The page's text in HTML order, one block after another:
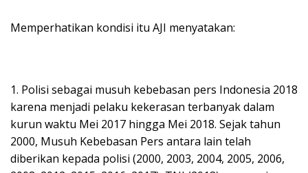
Memperhatikan kondisi itu AJI menyatakan:
1. Polisi sebagai musuh kebebasan pers Indonesia 2018
karena menjadi pelaku kekerasan terbanyak dalam
kurun waktu Mei 2017 hingga Mei 2018. Sejak tahun
2000, Musuh Kebebasan Pers antara lain telah
diberikan kepada polisi (2000, 2003, 2004, 2005, 2006,